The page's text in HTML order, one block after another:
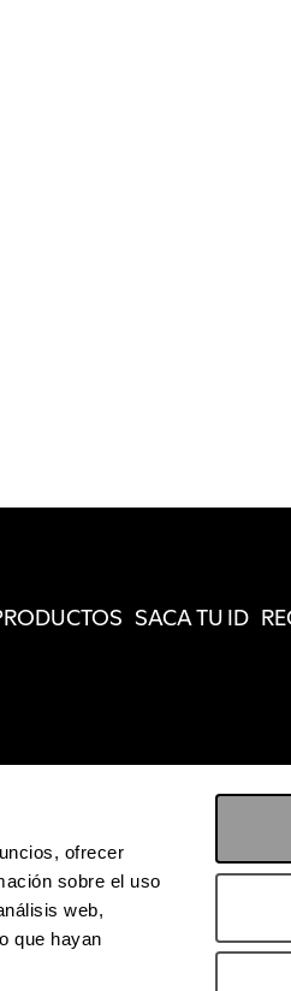
ofrecer
sobre el uso
web,
que hayan
SACA TU ID